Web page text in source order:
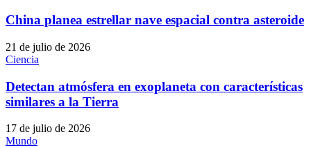
China planea estrellar nave espacial contra asteroide
21 de julio de 2026
Ciencia
Detectan atmósfera en exoplaneta con características
similares a la Tierra
17 de julio de 2026
Mundo